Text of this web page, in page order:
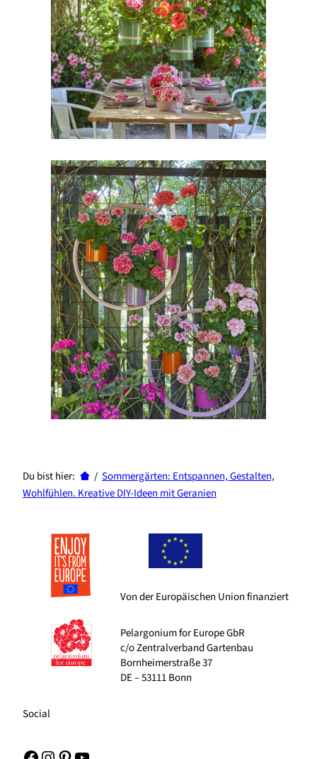
Du bist hier: / Sommergärten: Entspannen, Gestalten,
Wohlfühlen. Kreative DIY-Ideen mit Geranien
Von der Europäischen Union finanziert
Pelargonium for Europe GbR
c/o Zentralverband Gartenbau
Bornheimerstraße 37
DE – 53111 Bonn
Social